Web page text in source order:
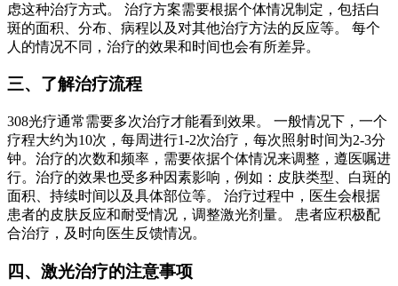
虑这种治疗方式。 治疗方案需要根据个体情况制定，包括白
斑的面积、分布、病程以及对其他治疗方法的反应等。 每个
人的情况不同，治疗的效果和时间也会有所差异。
三、了解治疗流程
308光疗通常需要多次治疗才能看到效果。 一般情况下，一个
疗程大约为10次，每周进行1-2次治疗，每次照射时间为2-3分
钟。治疗的次数和频率，需要依据个体情况来调整，遵医嘱进
行。治疗的效果也受多种因素影响，例如：皮肤类型、白斑的
面积、持续时间以及具体部位等。 治疗过程中，医生会根据
患者的皮肤反应和耐受情况，调整激光剂量。 患者应积极配
合治疗，及时向医生反馈情况。
四、激光治疗的注意事项